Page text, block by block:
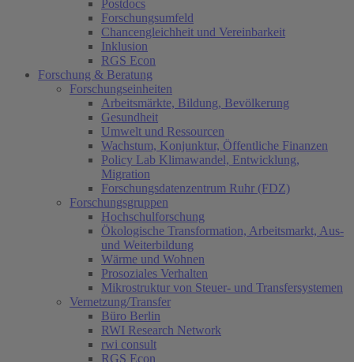
Postdocs
Forschungsumfeld
Chancengleichheit und Vereinbarkeit
Inklusion
RGS Econ
Forschung & Beratung
Forschungseinheiten
Arbeitsmärkte, Bildung, Bevölkerung
Gesundheit
Umwelt und Ressourcen
Wachstum, Konjunktur, Öffentliche Finanzen
Policy Lab Klimawandel, Entwicklung,
Migration
Forschungsdatenzentrum Ruhr (FDZ)
Forschungsgruppen
Hochschulforschung
Ökologische Transformation, Arbeitsmarkt, Aus-
und Weiterbildung
Wärme und Wohnen
Prosoziales Verhalten
Mikrostruktur von Steuer- und Transfersystemen
Vernetzung/Transfer
Büro Berlin
RWI Research Network
rwi consult
RGS Econ